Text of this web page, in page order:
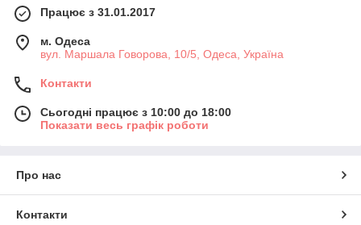
Працює з 31.01.2017
м. Одеса
вул. Маршала Говорова, 10/5, Одеса, Україна
Контакти
Сьогодні працює з 10:00 до 18:00
Показати весь графік роботи
Про нас
Контакти